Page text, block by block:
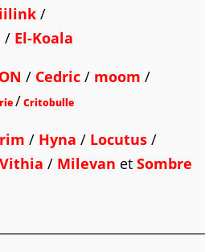
/
/ El-Koala
/ Cedric / moom /
/Critobulle
/ Hyna / Locutus /
Vithia / Milevan et Sombre